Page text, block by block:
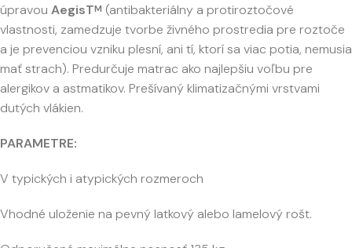
úpravou AegisTM (antibakteriálny a protiroztočové
vlastnosti, zamedzuje tvorbe živného prostredia pre roztoče
a je prevenciou vzniku plesní, ani tí, ktorí sa viac potia, nemusia
mať strach). Predurčuje matrac ako najlepšiu voľbu pre
alergikov a astmatikov. Prešívaný klimatizačnými vrstvami
dutých vlákien.
PARAMETRE:
V typických i atypických rozmeroch
Vhodné uloženie na pevný latkový alebo lamelový rošt.